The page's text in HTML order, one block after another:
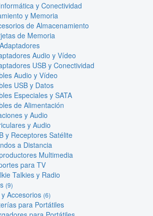
y Conectividad
y Memoria
de Almacenamiento
de Memoria
Audio y Vídeo
USB y Conectividad
Audio y Vídeo
USB y Datos
Especiales y SATA
de Alimentación
y Audio
y Audio
y Receptores Satélite
a Distancia
Multimedia
para TV
Talkies y Radio
(9)
Accesorios (6)
para Portátiles